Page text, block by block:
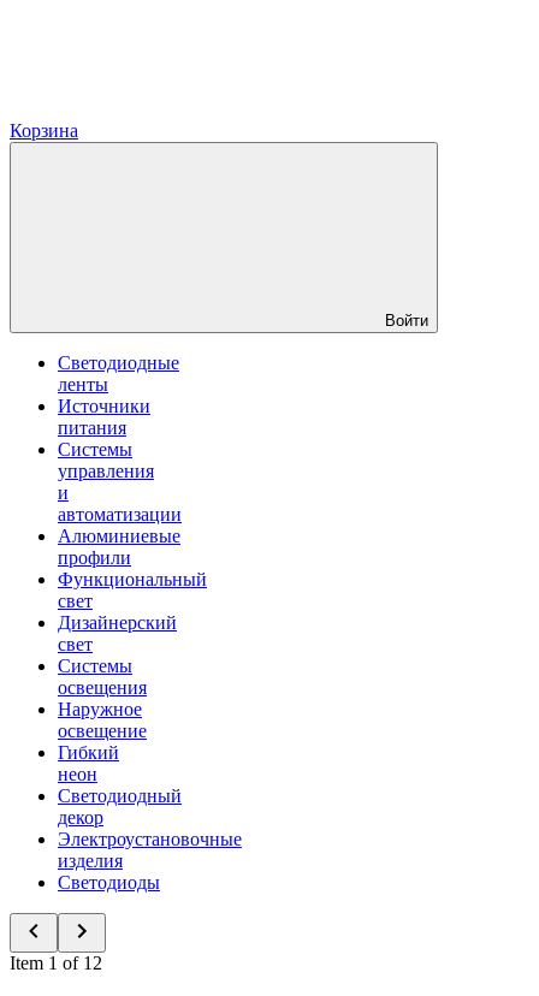
Корзина
Войти
Светодиодные
ленты
Источники
питания
Системы
управления
и
автоматизации
Алюминиевые
профили
Функциональный
свет
Дизайнерский
свет
Системы
освещения
Наружное
освещение
Гибкий
неон
Светодиодный
декор
Электроустановочные
изделия
Светодиоды
Item 1 of 12